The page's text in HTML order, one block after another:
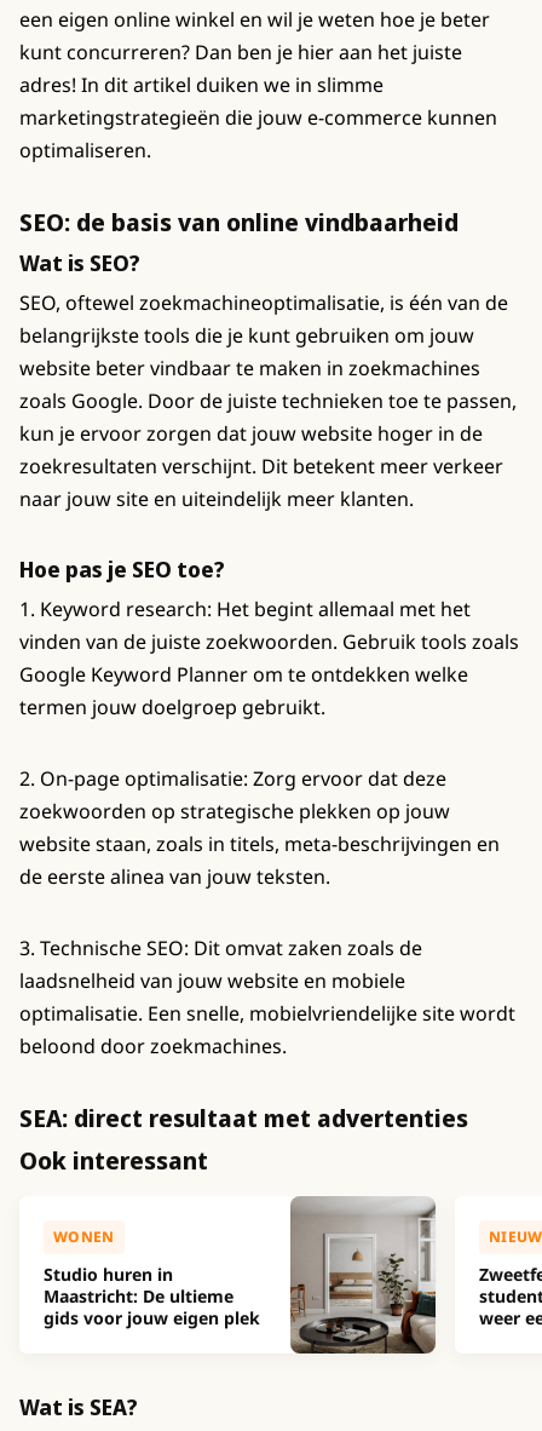
een eigen online winkel en wil je weten hoe je beter
kunt concurreren? Dan ben je hier aan het juiste
adres! In dit artikel duiken we in slimme
marketingstrategieën die jouw e-commerce kunnen
optimaliseren.
SEO: de basis van online vindbaarheid
Wat is SEO?
SEO, oftewel zoekmachineoptimalisatie, is één van de
belangrijkste tools die je kunt gebruiken om jouw
website beter vindbaar te maken in zoekmachines
zoals Google. Door de juiste technieken toe te passen,
kun je ervoor zorgen dat jouw website hoger in de
zoekresultaten verschijnt. Dit betekent meer verkeer
naar jouw site en uiteindelijk meer klanten.
Hoe pas je SEO toe?
1. Keyword research: Het begint allemaal met het
vinden van de juiste zoekwoorden. Gebruik tools zoals
Google Keyword Planner om te ontdekken welke
termen jouw doelgroep gebruikt.
2. On-page optimalisatie: Zorg ervoor dat deze
zoekwoorden op strategische plekken op jouw
website staan, zoals in titels, meta-beschrijvingen en
de eerste alinea van jouw teksten.
3. Technische SEO: Dit omvat zaken zoals de
laadsnelheid van jouw website en mobiele
optimalisatie. Een snelle, mobielvriendelijke site wordt
beloond door zoekmachines.
SEA: direct resultaat met advertenties
Ook interessant
WONEN
Studio huren in
Maastricht: De ultieme
gids voor jouw eigen plek
weer
Wat is SEA?